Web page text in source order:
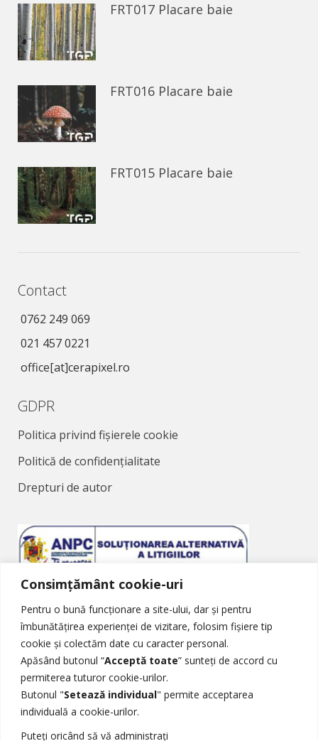
Consimțământ cookie-uri
Pentru o bună funcționare a site-ului, dar și pentru
îmbunătățirea experienței de vizitare, folosim fișiere tip
cookie și colectăm date cu caracter personal.
Apăsând butonul “Acceptă toate” sunteți de accord cu
permiterea tuturor cookie-urilor.
Butonul "Setează individual" permite acceptarea
individuală a cookie-urilor.
Puteți oricând să vă administrați
FRT017 Placare baie
FRT016 Placare baie
FRT015 Placare baie
Contact
0762 249 069
021 457 0221
office[at]cerapixel.ro
GDPR
Politica privind fișierele cookie
Politică de confidențialitate
Drepturi de autor
Soluționarea Alternativă a Litigiilor
Soluționarea Online a Litigiilor